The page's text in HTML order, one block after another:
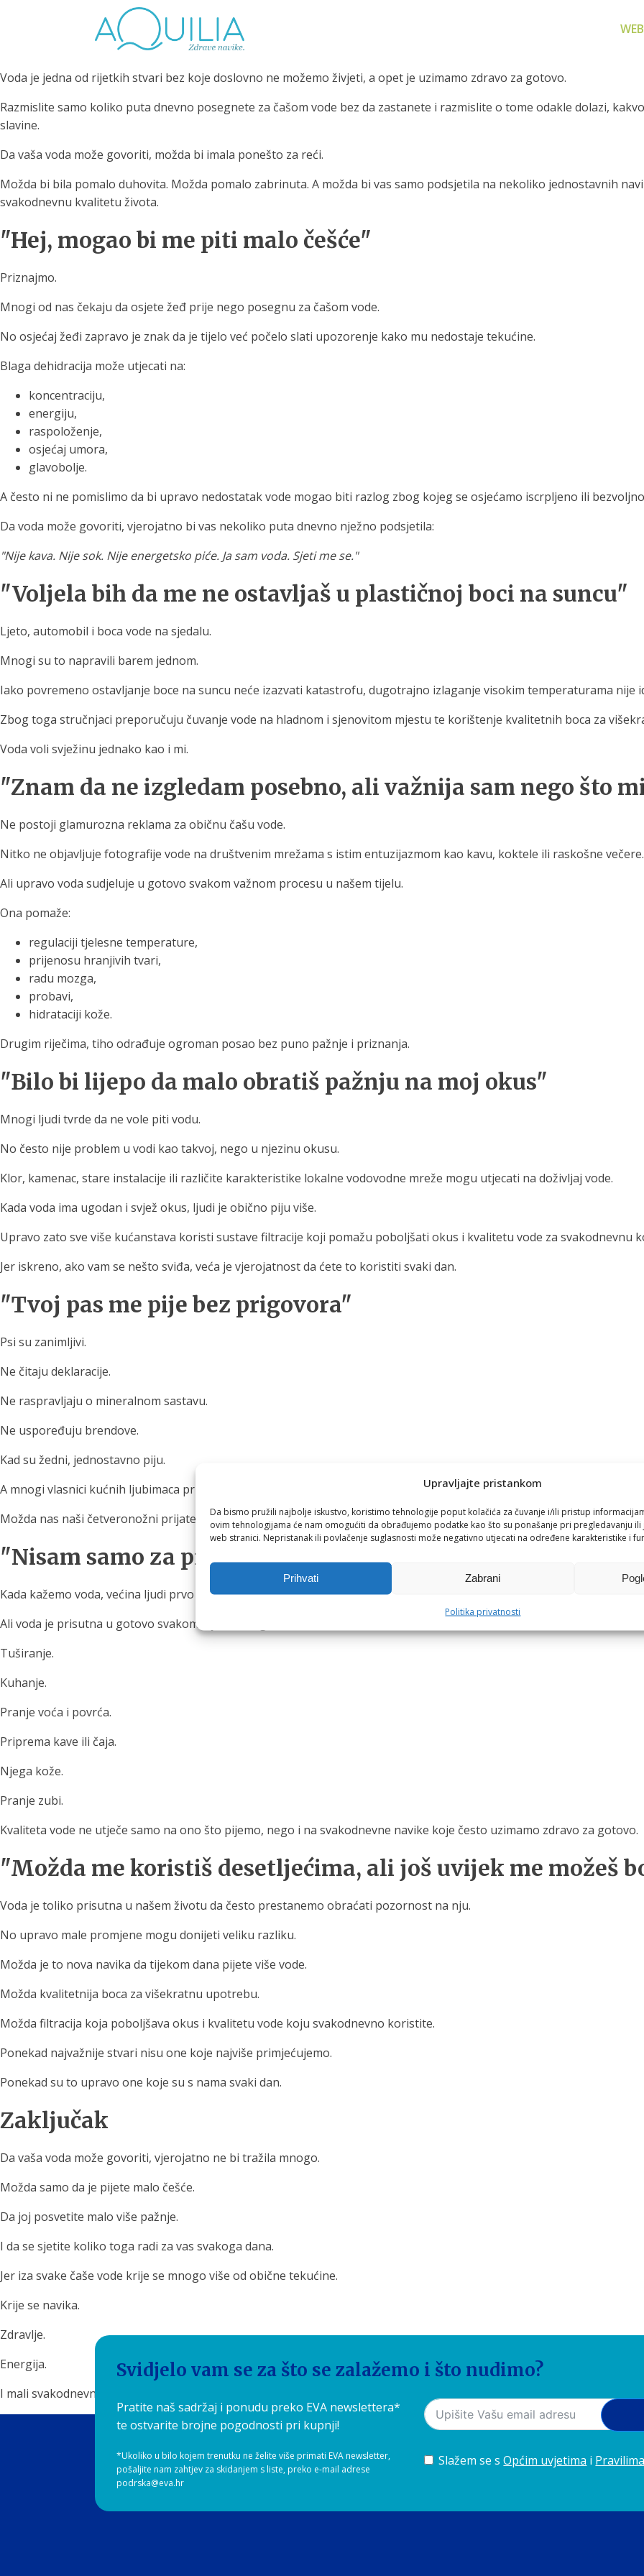
Upravljajte pristankom
Da bismo pružili najbolje iskustvo, koristimo tehnologije poput kolačića za čuvanje i/ili pristup
ovim tehnologijama će nam omogućiti da obrađujemo podatke kao što su ponašanje pri pregledavanju ili
web stranici. Nepristanak ili povlačenje suglasnosti može negativno utjecati na određene karakteristike i
Prihvati Zabrani
Politika privatnosti
Voda je jedna od rijetkih stvari bez koje doslovno ne možemo živjeti, a opet je uzimamo zdravo za gotovo.
Razmislite samo koliko puta dnevno posegnete za čašom vode bez da zastanete i razmislite o tome odakle dolazi,
slavine.
Da vaša voda može govoriti, možda bi imala ponešto za reći.
Možda bi bila pomalo duhovita. Možda pomalo zabrinuta. A možda bi vas samo podsjetila na nekoliko jednostavnih
svakodnevnu kvalitetu života.
"Hej, mogao bi me piti malo češće"
Priznajmo.
Mnogi od nas čekaju da osjete žeđ prije nego posegnu za čašom vode.
No osjećaj žeđi zapravo je znak da je tijelo već počelo slati upozorenje kako mu nedostaje tekućine.
Blaga dehidracija može utjecati na:
koncentraciju,
energiju,
raspoloženje,
osjećaj umora,
glavobolje.
A često ni ne pomislimo da bi upravo nedostatak vode mogao biti razlog zbog kojeg se osjećamo iscrpljeno ili
Da voda može govoriti, vjerojatno bi vas nekoliko puta dnevno nježno podsjetila:
"Nije kava. Nije sok. Nije energetsko piće. Ja sam voda. Sjeti me se."
"Voljela bih da me ne ostavljaš u plastičnoj boci na suncu"
Ljeto, automobil i boca vode na sjedalu.
Mnogi su to napravili barem jednom.
Iako povremeno ostavljanje boce na suncu neće izazvati katastrofu, dugotrajno izlaganje visokim temperaturama nije
Zbog toga stručnjaci preporučuju čuvanje vode na hladnom i sjenovitom mjestu te korištenje kvalitetnih boca za
Voda voli svježinu jednako kao i mi.
"Znam da ne izgledam posebno, ali važnija sam nego što
Ne postoji glamurozna reklama za običnu čašu vode.
Nitko ne objavljuje fotografije vode na društvenim mrežama s istim entuzijazmom kao kavu, koktele ili raskošne večere.
Ali upravo voda sudjeluje u gotovo svakom važnom procesu u našem tijelu.
Ona pomaže:
regulaciji tjelesne temperature,
prijenosu hranjivih tvari,
radu mozga,
probavi,
hidrataciji kože.
Drugim riječima, tiho odrađuje ogroman posao bez puno pažnje i priznanja.
"Bilo bi lijepo da malo obratiš pažnju na moj okus"
Mnogi ljudi tvrde da ne vole piti vodu.
No često nije problem u vodi kao takvoj, nego u njezinu okusu.
Klor, kamenac, stare instalacije ili različite karakteristike lokalne vodovodne mreže mogu utjecati na doživljaj vode.
Kada voda ima ugodan i svjež okus, ljudi je obično piju više.
Upravo zato sve više kućanstava koristi sustave filtracije koji pomažu poboljšati okus i kvalitetu vode za svakodnevnu
Jer iskreno, ako vam se nešto sviđa, veća je vjerojatnost da ćete to koristiti svaki dan.
"Tvoj pas me pije bez prigovora"
Psi su zanimljivi.
Ne čitaju deklaracije.
Ne raspravljaju o mineralnom sastavu.
Ne uspoređuju brendove.
Kad su žedni, jednostavno piju.
A mnogi vlasnici kućnih ljubimaca primjećuju da njihovi psi često rado piju svježu, filtriranu vodu.
Možda nas naši četveronožni prijatelji ponekad mogu podsjetiti na jednostavne stvari koje zaboravljamo.
"Nisam samo za piće"
Kada kažemo voda, većina ljudi prvo pomisli na čašu na stolu.
Ali voda je prisutna u gotovo svakom dijelu našeg dana.
Tuširanje.
Kuhanje.
Pranje voća i povrća.
Priprema kave ili čaja.
Njega kože.
Pranje zubi.
Kvaliteta vode ne utječe samo na ono što pijemo, nego i na svakodnevne navike koje često uzimamo zdravo za gotovo.
"Možda me koristiš desetljećima, ali još uvijek me možeš
Voda je toliko prisutna u našem životu da često prestanemo obraćati pozornost na nju.
No upravo male promjene mogu donijeti veliku razliku.
Možda je to nova navika da tijekom dana pijete više vode.
Možda kvalitetnija boca za višekratnu upotrebu.
Možda filtracija koja poboljšava okus i kvalitetu vode koju svakodnevno koristite.
Ponekad najvažnije stvari nisu one koje najviše primjećujemo.
Ponekad su to upravo one koje su s nama svaki dan.
Zaključak
Da vaša voda može govoriti, vjerojatno ne bi tražila mnogo.
Možda samo da je pijete malo češće.
Da joj posvetite malo više pažnje.
I da se sjetite koliko toga radi za vas svakoga dana.
Jer iza svake čaše vode krije se mnogo više od obične tekućine.
Krije se navika.
Zdravlje.
Energija.
I mali svakodnevni ritual koji često podcjenjujemo.
Svidjelo vam se za što se zalažemo i što nudimo?
Pratite naš sadržaj i ponudu preko EVA newslettera*
te ostvarite brojne pogodnosti pri kupnji!
*Ukoliko u bilo kojem trenutku ne želite više primati EVA newsletter,
pošaljite nam zahtjev za skidanjem s liste, preko e-mail adrese
podrska@eva.hr
Slažem se sOpćim uvjetima i
filtriranje vode za
tuširanje
Vrčevi za filtriranje
vode
Potpuno prijenosno rješenje
vode
Zamjenski dijelovi za naše